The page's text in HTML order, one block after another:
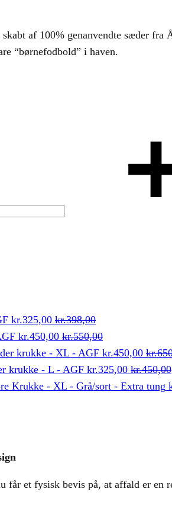
af 100% genanvendte sæder
“børnefodbold” i haven.
kr.325,00 kr.398,00
kr.450,00 kr.550,00
krukke - XL - AGF kr.450,00 kr.
krukke - L - AGF kr.325,00 kr.450,00
Krukke - XL - Grå/sort - Extra tung
får et fysisk bevis på, at affald er